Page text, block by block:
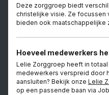
Deze zorggroep biedt
christelijke visie. Ze focussen
bieden ook maatschappelijke
Hoeveel medewerkers
Lelie Zorggroep heeft in
medewerkers verspreid door
aansluiten? Bekijk onze Lelie
op een passende baan via